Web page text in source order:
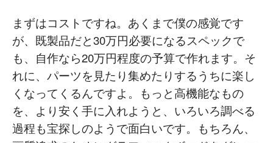
まずはコストですね。あくまで僕の感覚です
が、既製品だと30万円必要になるスペックで
も、自作なら20万円程度の予算で作れます。そ
れに、パーツを見たり集めたりするうちに楽し
くなってくるんですよ。もっと高機能なもの
を、より安く手に入れようと、いろいろ調べる
過程も宝探しのようで面白いです。もちろん、